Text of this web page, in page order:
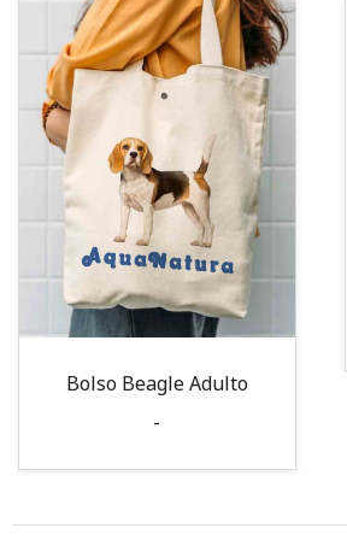
Bolso Beagle Adulto
-